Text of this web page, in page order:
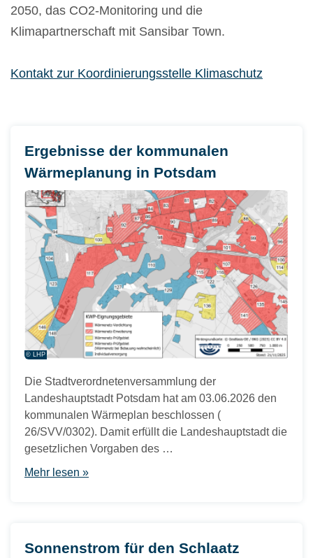
2050, das CO2-Monitoring und die
Klimapartnerschaft mit Sansibar Town.
Kontakt zur Koordinierungsstelle Klimaschutz
Ergebnisse der kommunalen
Wärmeplanung in Potsdam
© LHP
Die Stadtverordnetenversammlung der
Landeshauptstadt Potsdam hat am 03.06.2026 den
kommunalen Wärmeplan beschlossen (
26/SVV/0302). Damit erfüllt die Landeshauptstadt die
gesetzlichen Vorgaben des …
Mehr lesen »
Sonnenstrom für den Schlaatz